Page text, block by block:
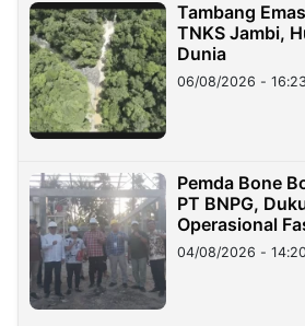
Tambang
TNKS Jambi,
Dunia
06/08/2026 - 16:23
Pemda Bone
PT BNPG,
Operasional
04/08/2026 - 14:20